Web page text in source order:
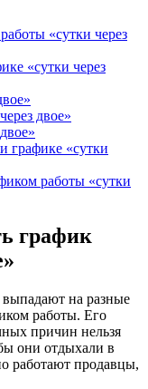
«сутки через
«сутки через
двое»
графике «сутки
работы «сутки
график
на разные
работы. Его
причин нельзя
они отдыхали в
работают продавцы,